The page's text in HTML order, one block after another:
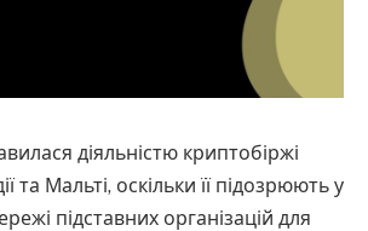
діяльністю криптобіржі
та Мальті, оскільки її підозрюють у
підставних організацій для